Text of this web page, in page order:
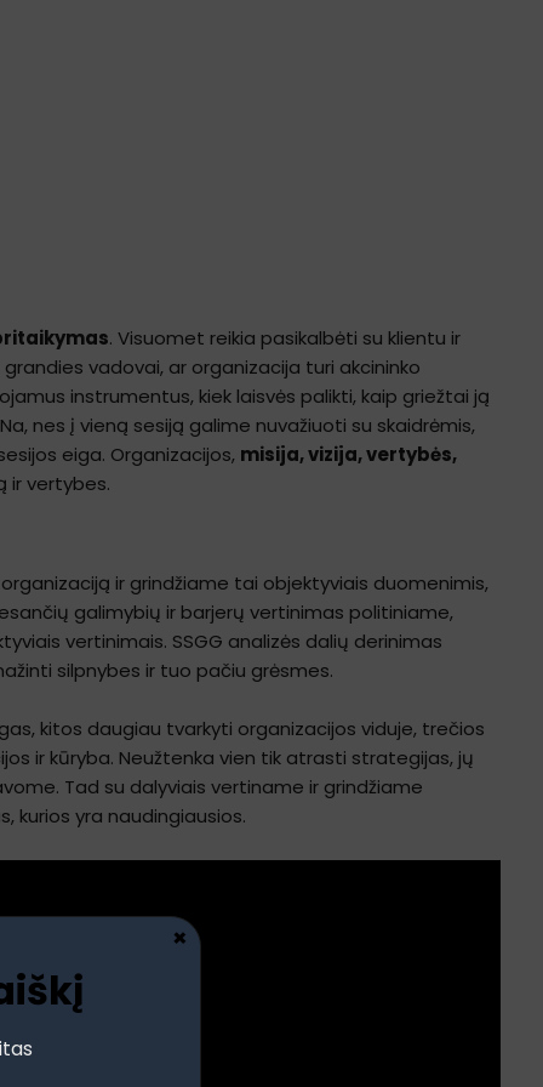
. Visuomet reikia pasikalbėti su klientu ir
vadovai, ar organizacija turi akcininko
instrumentus, kiek laisvės palikti, kaip griežtai ją
nes į vieną sesiją galime nuvažiuoti su skaidrėmis,
eiga. Organizacijos, misija, vizija, vertybės,
ir vertybes.
ir grindžiame tai objektyviais duomenimis,
galimybių ir barjerų vertinimas politiniame,
vertinimais. SSGG analizės dalių derinimas
silpnybes ir tuo pačiu grėsmes.
kitos daugiau tvarkyti organizacijos viduje, trečios
ir kūryba. Neužtenka vien tik atrasti strategijas, jų
Tad su dalyviais vertiname ir grindžiame
kurios yra naudingiausios.
×